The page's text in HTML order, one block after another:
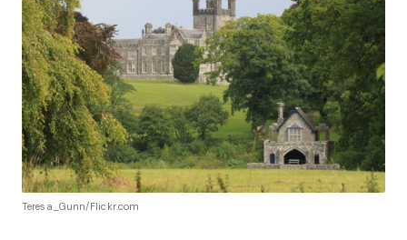
Teresa_Gunn/Flickr.com